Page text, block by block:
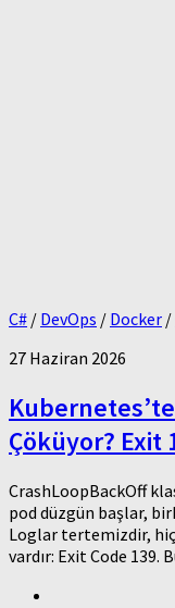
C# / DevOps / Docker /
27 Haziran 2026
Çöküyor? Exit
CrashLoopBackOff
pod düzgün başlar,
Loglar tertemizdir,
vardır: Exit Code 139.